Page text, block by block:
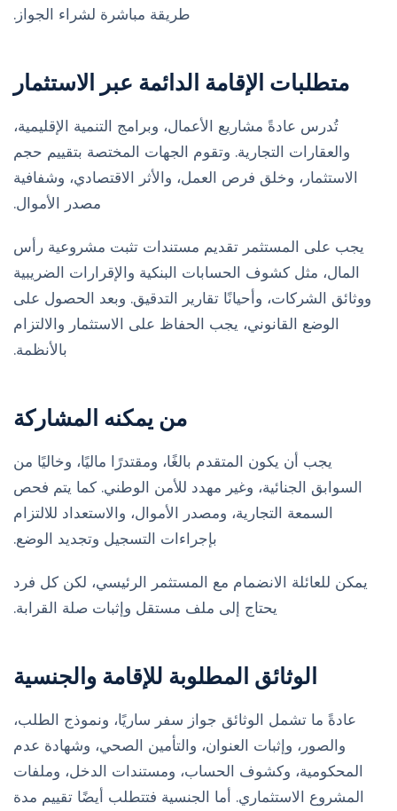
طريقة مباشرة لشراء الجواز.
متطلبات الإقامة الدائمة عبر الاستثمار
تُدرس عادةً مشاريع الأعمال، وبرامج التنمية الإقليمية،
والعقارات التجارية. وتقوم الجهات المختصة بتقييم حجم
الاستثمار، وخلق فرص العمل، والأثر الاقتصادي، وشفافية
مصدر الأموال.
يجب على المستثمر تقديم مستندات تثبت مشروعية رأس
المال، مثل كشوف الحسابات البنكية والإقرارات الضريبية
ووثائق الشركات، وأحيانًا تقارير التدقيق. وبعد الحصول على
الوضع القانوني، يجب الحفاظ على الاستثمار والالتزام
بالأنظمة.
من يمكنه المشاركة
يجب أن يكون المتقدم بالغًا، ومقتدرًا ماليًا، وخاليًا من
السوابق الجنائية، وغير مهدد للأمن الوطني. كما يتم فحص
السمعة التجارية، ومصدر الأموال، والاستعداد للالتزام
بإجراءات التسجيل وتجديد الوضع.
يمكن للعائلة الانضمام مع المستثمر الرئيسي، لكن كل فرد
يحتاج إلى ملف مستقل وإثبات صلة القرابة.
الوثائق المطلوبة للإقامة والجنسية
عادةً ما تشمل الوثائق جواز سفر ساريًا، ونموذج الطلب،
والصور، وإثبات العنوان، والتأمين الصحي، وشهادة عدم
المحكومية، وكشوف الحساب، ومستندات الدخل، وملفات
المشروع الاستثماري. أما الجنسية فتتطلب أيضًا تقييم مدة